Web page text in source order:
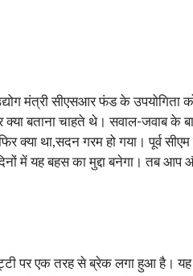
मंत्री सीएसआर फंड के उपयोगिता
क्या बताना चाहते थे। सवाल-जवाब
था,सदन गरम हो गया। पूर्व सीएम
में यह बहस का मुद्दा बनेगा। तब
एक तरह से ब्रेक लगा हुआ है। यह